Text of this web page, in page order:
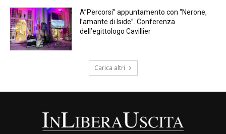
A”Percorsi” appuntamento con “Nerone,
l’amante di Iside”. Conferenza
dell’egittologo Cavillier
Carica altri